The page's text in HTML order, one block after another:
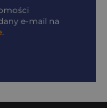
e-mail na
.